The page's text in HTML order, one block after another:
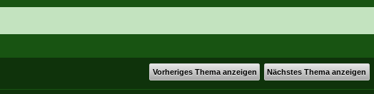
Vorheriges Thema anzeigen Nächstes Thema anzeigen